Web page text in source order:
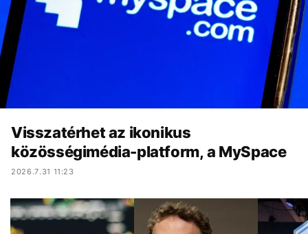
Visszatérhet az ikonikus
közösségimédia-platform, a MySpace
2026.7.31 11:23